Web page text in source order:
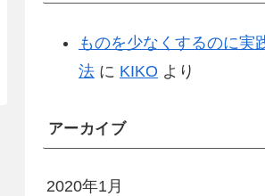
ものを少なくするのに実
法 に KIKO より
アーカイブ
2020年1月